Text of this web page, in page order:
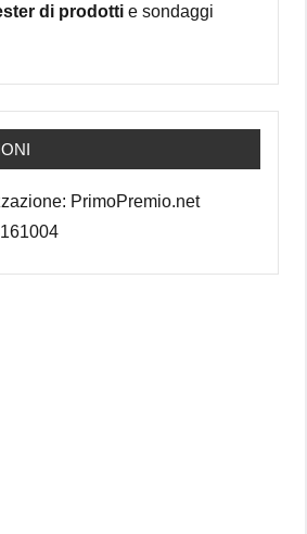
di prodotti e sondaggi
PrimoPremio.net